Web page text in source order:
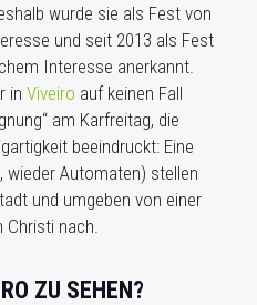
wurde sie als Fest von
und seit 2013 als Fest
Interesse anerkannt.
in Viveiro auf keinen Fall
am Karfreitag, die
beeindruckt: Eine
wieder Automaten) stellen
und umgeben von einer
nach.
ZU SEHEN?